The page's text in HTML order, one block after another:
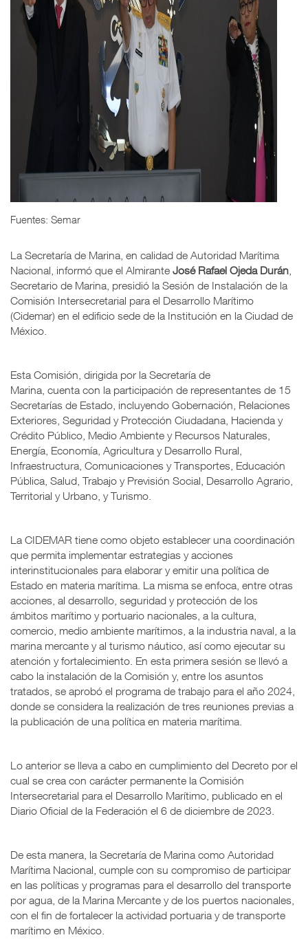
Fuentes: Semar
La Secretaría de Marina, en calidad de Autoridad Marítima
Nacional, informó que el Almirante José Rafael Ojeda Durán
Secretario de Marina, presidió la Sesión de Instalación de la
Comisión Intersecretarial para el Desarrollo Marítimo
(Cidemar) en el edificio sede de la Institución en la Ciudad de
México.
Esta Comisión, dirigida por la Secretaría de
Marina, cuenta con la participación de representantes de 15
Secretarías de Estado, incluyendo Gobernación, Relaciones
Exteriores, Seguridad y Protección Ciudadana, Hacienda y
Crédito Público, Medio Ambiente y Recursos Naturales,
Energía, Economía, Agricultura y Desarrollo Rural,
Infraestructura, Comunicaciones y Transportes, Educación
Pública, Salud, Trabajo y Previsión Social, Desarrollo Agrario,
Territorial y Urbano, y Turismo.
La CIDEMAR tiene como objeto establecer una coordinación
que permita implementar estrategias y acciones
interinstitucionales para elaborar y emitir una política de
Estado en materia marítima. La misma se enfoca, entre otras
acciones, al desarrollo, seguridad y protección de los
ámbitos marítimo y portuario nacionales, a la cultura,
comercio, medio ambiente marítimos, a la industria naval, a la
marina mercante y al turismo náutico, así como ejecutar su
atención y fortalecimiento. En esta primera sesión se llevó a
cabo la instalación de la Comisión y, entre los asuntos
tratados, se aprobó el programa de trabajo para el año 2024,
donde se considera la realización de tres reuniones previas a
la publicación de una política en materia marítima.
Lo anterior se lleva a cabo en cumplimiento del Decreto por el
cual se crea con carácter permanente la Comisión
Intersecretarial para el Desarrollo Marítimo, publicado en el
Diario Oficial de la Federación el 6 de diciembre de 2023.
De esta manera, la Secretaría de Marina como Autoridad
Marítima Nacional, cumple con su compromiso de participar
en las políticas y programas para el desarrollo del transporte
por agua, de la Marina Mercante y de los puertos nacionales,
con el fin de fortalecer la actividad portuaria y de transporte
marítimo en México.